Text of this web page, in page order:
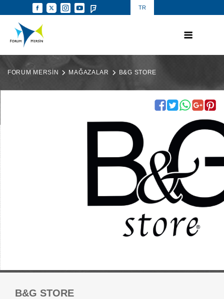
TR
FORUM MERSİN MAĞAZALAR B&G STORE
B&G STORE
Forum Mersin Alışveriş Merkezi